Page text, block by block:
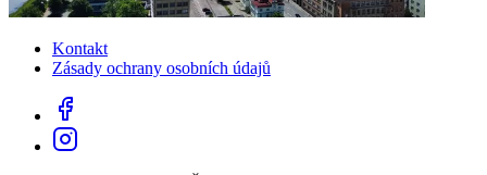
Kontakt
Zásady ochrany osobních údajů